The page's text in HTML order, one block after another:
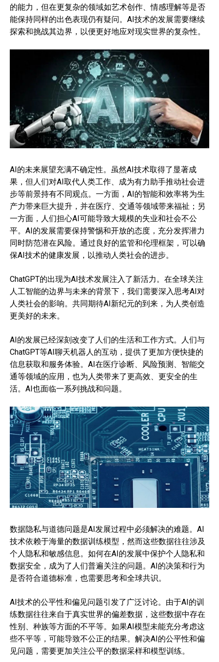
的能力，但在更复杂的领域如艺术创作、情感理解等是否
能保持同样的出色表现仍有疑问。AI技术的发展需要继续
探索和挑战其边界，以便更好地应对现实世界的复杂性。
AI的未来展望充满不确定性。虽然AI技术取得了显著成
果，但人们对AI取代人类工作、成为有力助手推动社会进
步等前景持有不同观点。一方面，AI的智能和效率将为生
产力带来巨大提升，并在医疗、交通等领域带来福祉；另
一方面，人们担心AI可能导致大规模的失业和社会不公
平。AI的发展需要保持警惕和开放的态度，充分发挥潜力
同时防范潜在风险。通过良好的监管和伦理框架，可以确
保AI技术的健康发展，以推动人类社会的进步。
ChatGPT的出现为AI技术发展注入了新活力。在全球关注
人工智能的边界与未来的背景下，我们需要深入思考AI对
人类社会的影响。共同期待AI新纪元的到来，为人类创造
更美好的未来。
AI的发展已经深刻改变了人们的生活和工作方式。人们与
ChatGPT等AI聊天机器人的互动，提供了更加方便快捷的
信息获取和服务体验。AI在医疗诊断、风险预测、智能交
通等领域的应用，也为人类带来了更高效、更安全的生
活。AI也面临一系列挑战和问题。
数据隐私与道德问题是AI发展过程中必须解决的难题。AI
技术依赖于海量的数据训练模型，然而这些数据往往涉及
个人隐私和敏感信息。如何在AI的发展中保护个人隐私和
数据安全，成为了人们普遍关注的问题。AI的决策和行为
是否符合道德标准，也需要思考和全球共识。
AI技术的公平性和偏见问题引发了广泛讨论。由于AI的训
练数据往往来自于真实世界的偏差数据，这些数据中存在
性别、种族等方面的不平等。如果AI模型未能充分考虑这
些不平等，可能导致不公正的结果。解决AI的公平性和偏
见问题，需要更加关注公平的数据采样和模型训练。